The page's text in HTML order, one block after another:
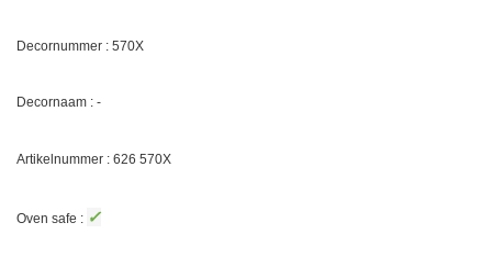
Decornummer : 570X
Decornaam : -
Artikelnummer : 626 570X
Oven safe : ✓